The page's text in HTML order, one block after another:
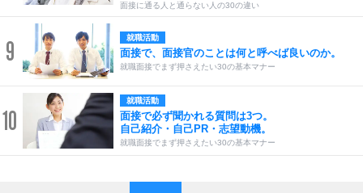
面接に通る人と通らない人の30の違い
9 就職活動
面接で、面接官のことは何と呼べば良いのか。
就職面接でまず押さえたい30の基本マナー
10
就職活動
面接で必ず聞かれる質問は3つ。
自己紹介・自己PR・志望動機。
就職面接でまず押さえたい30の基本マナー